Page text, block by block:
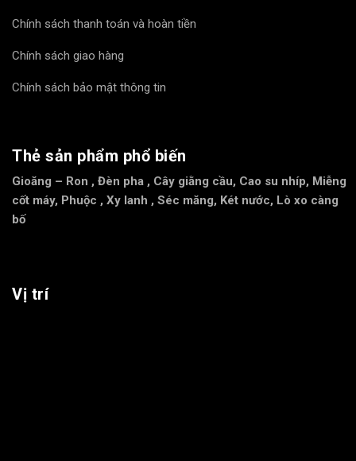
Chính sách thanh toán và hoàn tiền
Chính sách giao hàng
Chính sách bảo mật thông tin
Thẻ sản phẩm phổ biến
Gioăng – Ron , Đèn pha , Cây giằng cầu, Cao su nhíp, Miễng
cốt máy, Phuộc , Xy lanh , Séc măng, Két nước, Lò xo càng
bố
Vị trí